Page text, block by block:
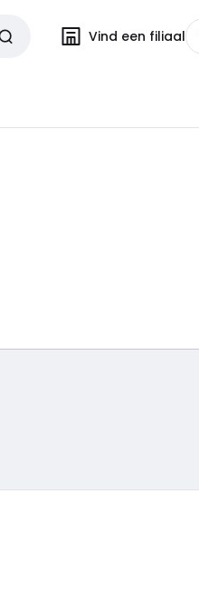
Vind een filiaal